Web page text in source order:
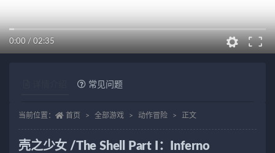
0:00 / 02:35
常见问题
当前位置： 首页 全部游戏 动作冒险 正文
壳之少女 /The Shell Part I：Inferno